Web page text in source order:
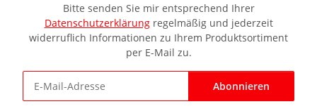
Bitte senden Sie mir entsprechend Ihrer
Datenschutzerklärungregelmäßig und jederzeit
widerruflich Informationen zu Ihrem Produktsortiment
per E-Mail zu.
Abonnieren